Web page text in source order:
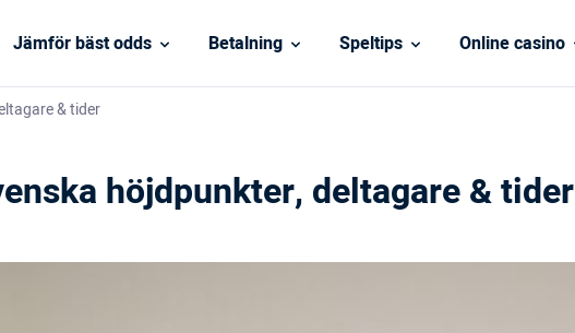
Jämför bäst odds Betalning Speltips Online casino
& tider
höjdpunkter, deltagare & tider